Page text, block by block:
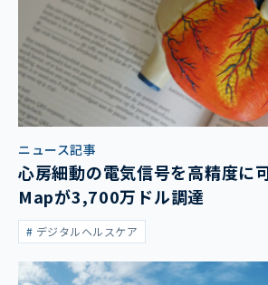
ニュース記事
心房細動の電気信号を高精度に
Mapが3,700万ドル調達
デジタルヘルスケア